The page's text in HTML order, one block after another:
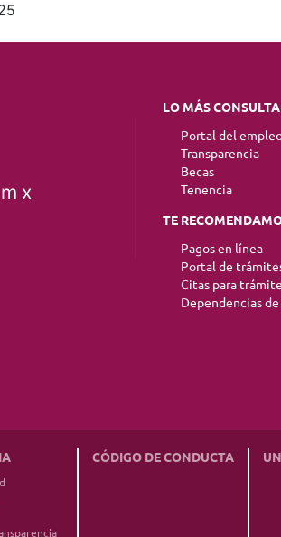
LO MÁS
Portal del
Transparencia
Becas
Tenencia
TE
Pagos en línea
Portal de
Citas para
Dependencias
CÓDIGO DE CONDUCTA